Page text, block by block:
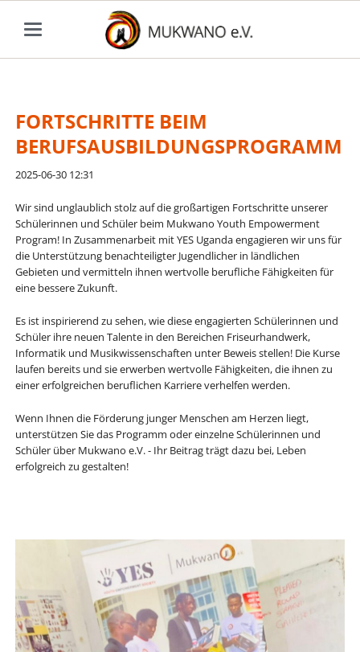
FORTSCHRITTE BEIM
BERUFSAUSBILDUNGSPROGRAMM
2025-06-30 12:31
Wir sind unglaublich stolz auf die großartigen Fortschritte unserer
Schülerinnen und Schüler beim Mukwano Youth Empowerment
Program! In Zusammenarbeit mit YES Uganda engagieren wir uns für
die Unterstützung benachteiligter Jugendlicher in ländlichen
Gebieten und vermitteln ihnen wertvolle berufliche Fähigkeiten für
eine bessere Zukunft.
Es ist inspirierend zu sehen, wie diese engagierten Schülerinnen und
Schüler ihre neuen Talente in den Bereichen Friseurhandwerk,
Informatik und Musikwissenschaften unter Beweis stellen! Die Kurse
laufen bereits und sie erwerben wertvolle Fähigkeiten, die ihnen zu
einer erfolgreichen beruflichen Karriere verhelfen werden.
Wenn Ihnen die Förderung junger Menschen am Herzen liegt,
unterstützen Sie das Programm oder einzelne Schülerinnen und
Schüler über Mukwano e.V. - Ihr Beitrag trägt dazu bei, Leben
erfolgreich zu gestalten!